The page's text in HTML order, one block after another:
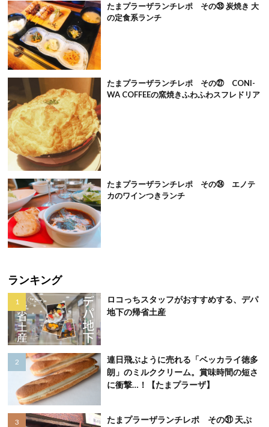
たまプラーザランチレポ その㉝ 炭焼き 大
の定食系ランチ
たまプラーザランチレポ その㉗ CONI-
WA COFFEEの窯焼きふわふわスフレドリア
たまプラーザランチレポ その㉔ エノテ
カのワインつきランチ
ランキング
ロコっちスタッフがおすすめする、デパ
地下の帰省土産
連日飛ぶように売れる「ベッカライ徳多
朗」のミルククリーム。賞味時間の短さ
に衝撃…！【たまプラーザ】
たまプラーザランチレポ その㉛ 天ぷ